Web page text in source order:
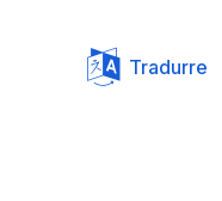
Tradurre